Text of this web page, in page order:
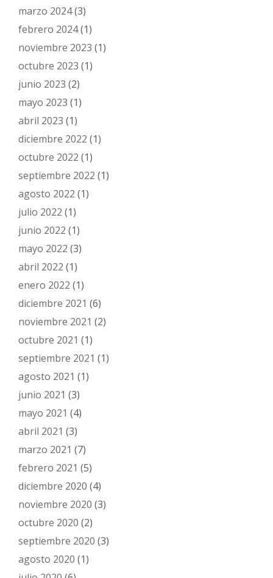
marzo 2024(3)
febrero 2024(1)
noviembre 2023 (1)
octubre 2023 (1)
junio 2023 (2)
mayo 2023 (1)
abril 2023 (1)
diciembre 2022 (1)
octubre 2022 (1)
septiembre 2022 (1)
agosto 2022 (1)
julio 2022 (1)
junio 2022 (1)
mayo 2022 (3)
abril 2022 (1)
enero 2022 (1)
diciembre 2021 (6)
noviembre 2021 (2)
octubre 2021 (1)
septiembre 2021 (1)
agosto 2021 (1)
junio 2021 (3)
mayo 2021 (4)
abril 2021 (3)
marzo 2021 (7)
febrero 2021 (5)
diciembre 2020 (4)
noviembre 2020 (3)
octubre 2020 (2)
septiembre 2020 (3)
agosto 2020 (1)